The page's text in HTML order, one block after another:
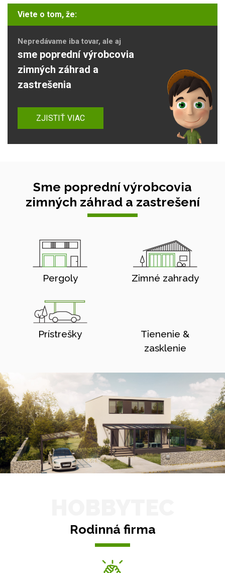
Viete o tom, že:
Nepredávame iba tovar, ale aj
sme poprední výrobcovia
zimných záhrad a
zastrešenia
ZJISTIŤ VIAC
Sme poprední výrobcovia
zimných záhrad a zastrešení
Pergoly Zimné zahrady
Prístrešky
Tienenie &
zasklenie
Rodinná firma